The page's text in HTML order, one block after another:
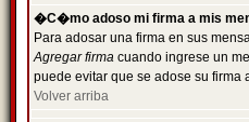
�C�mo adoso mi firma a mis
Para adosar una firma en sus
Agregar firma cuando ingrese un
puede evitar que se adose su
Volver arriba